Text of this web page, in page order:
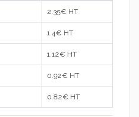
2.35€ HT
1.4€ HT
1.12€ HT
0.92€ HT
0.82€ HT